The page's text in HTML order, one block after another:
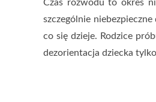
Czas rozwodu to okres
szczególnie
co się dzieje. Rodzice
dezorientacja dziecka